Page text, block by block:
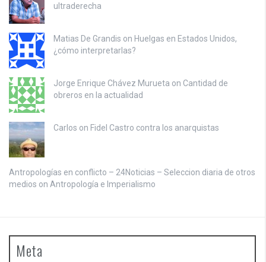
ultraderecha
Matias De Grandis on Huelgas en Estados Unidos,
¿cómo interpretarlas?
Jorge Enrique Chávez Murueta on Cantidad de
obreros en la actualidad
Carlos on Fidel Castro contra los anarquistas
Antropologías en conflicto – 24Noticias – Seleccion diaria de otros
medios on Antropología e Imperialismo
Meta